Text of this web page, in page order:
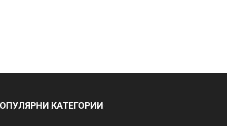
КАТЕГОРИИ